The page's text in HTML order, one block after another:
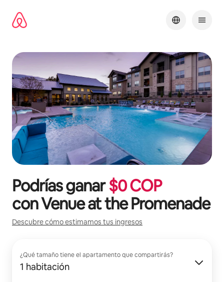
contenido
Podrías ganar$0COP
conVenue at the Promenade
Descubre cómo estimamos tus ingresos
¿Qué tamaño tiene el apartamento que compartirás?
1 habitación